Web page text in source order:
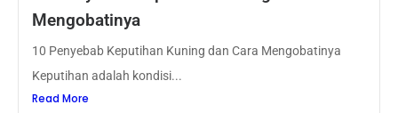
Mengobatinya
10 Penyebab Keputihan Kuning dan Cara Mengobatinya
Keputihan adalah kondisi...
Read More